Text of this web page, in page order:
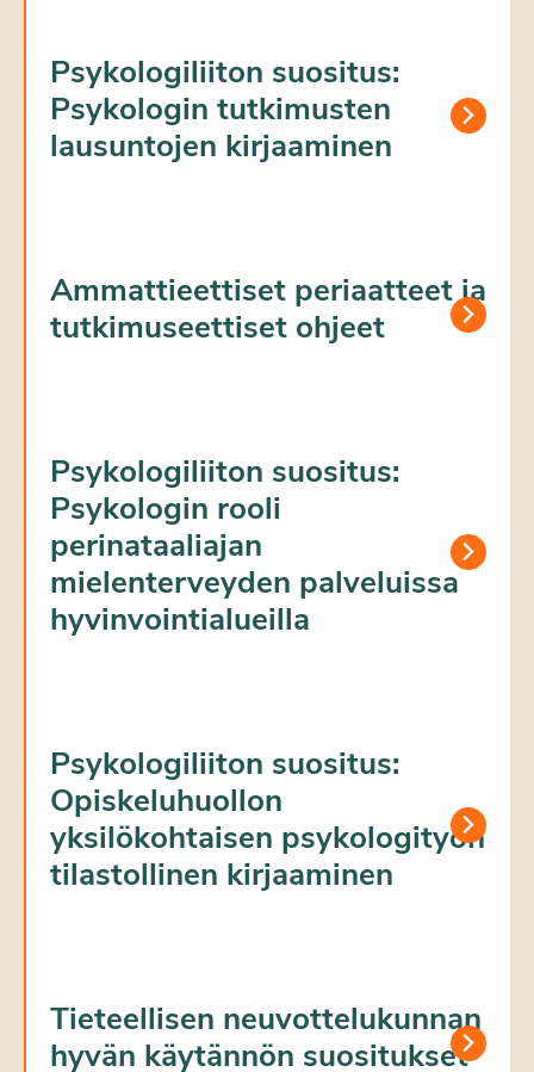
Psykologiliiton suositus:
Psykologin tutkimusten
lausuntojen kirjaaminen
Ammattieettiset periaatteet ja
tutkimuseettiset ohjeet
Psykologiliiton suositus:
Psykologin rooli
perinataaliajan
mielenterveyden palveluissa
hyvinvointialueilla
Psykologiliiton suositus:
Opiskeluhuollon
yksilökohtaisen psykologityön
tilastollinen kirjaaminen
Tieteellisen neuvottelukunnan
hyvän käytännön suositukset